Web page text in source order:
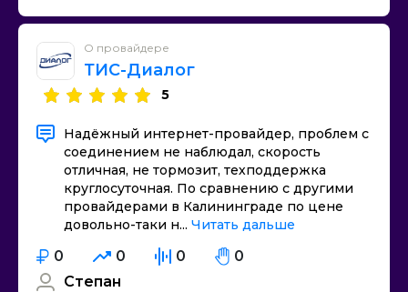
О провайдере
ТИС-Диалог
5
Надёжный интернет-провайдер, проблем с
соединением не наблюдал, скорость
отличная, не тормозит, техподдержка
круглосуточная. По сравнению с другими
провайдерами в Калининграде по цене
довольно-таки н... Читать дальше
0 0 0
0
Степан